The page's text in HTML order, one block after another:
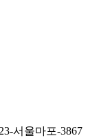
서울마포-3867